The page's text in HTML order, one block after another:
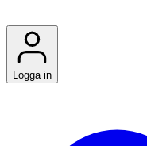
Logga in